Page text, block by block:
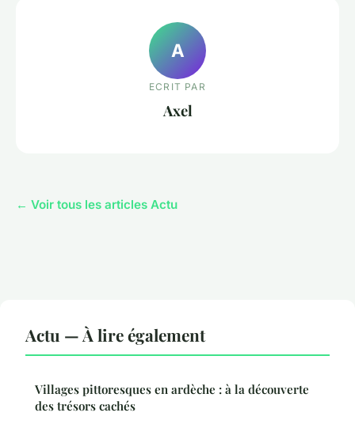
A
ECRIT PAR
Axel
← Voir tous les articles Actu
Actu — À lire également
Villages pittoresques en ardèche : à la découverte
des trésors cachés